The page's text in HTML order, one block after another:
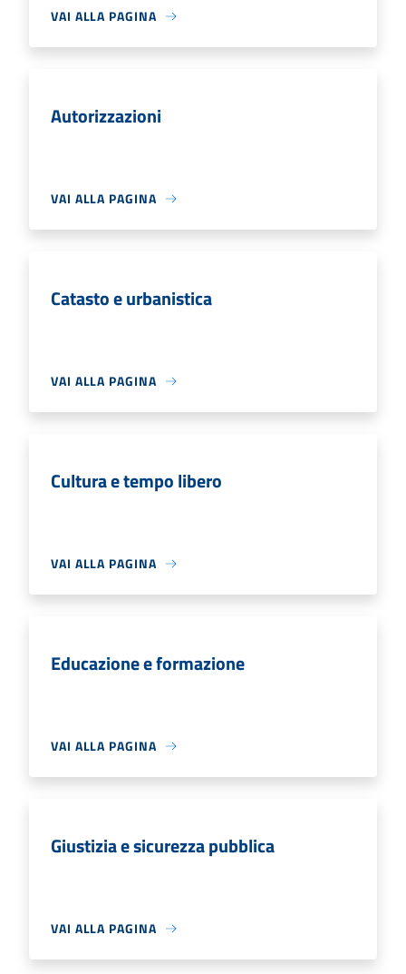
VAI ALLA PAGINA
Autorizzazioni
VAI ALLA PAGINA
Catasto e urbanistica
VAI ALLA PAGINA
Cultura e tempo libero
VAI ALLA PAGINA
Educazione e formazione
VAI ALLA PAGINA
Giustizia e sicurezza pubblica
VAI ALLA PAGINA